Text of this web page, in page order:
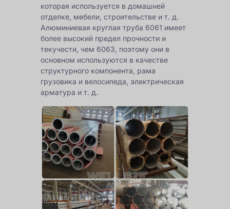
которая используется в домашней
отделке, мебели, строительстве и т. д.
Алюминиевая круглая труба 6061 имеет
более высокий предел прочности и
текучести, чем 6063, поэтому они в
основном используются в качестве
структурного компонента, рама
грузовика и велосипеда, электрическая
арматура и т. д.